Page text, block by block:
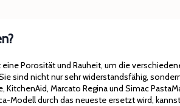
Porosität und Rauheit, um die
sind nicht nur sehr widerstandsfähig,
KitchenAid, Marcato Regina und Simac
Modell durch das neueste ersetzt wird,